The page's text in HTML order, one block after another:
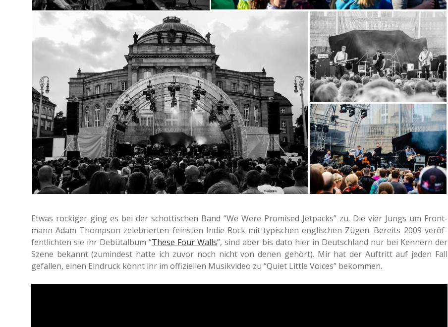
Etwas rocki­ger ging es bei der schot­ti­schen Band “We Were Pro­mi­sed Jet­packs” zu. Die vier Jungs um Front­
mann Adam Thomp­son zele­brier­ten feins­ten Indie Rock mit typi­schen eng­li­schen Zügen. Bereits 2009 ver­öf­
fent­lich­ten sie ihr Debüt­al­bum “These Four Walls”, sind aber bis dato hier in Deutsch­land nur bei Ken­nern der
Szene bekannt (zumin­dest hatte ich zuvor noch nicht von denen gehört). Mir hat der Auf­tritt auf jeden Fall
gefal­len, einen Ein­druck könnt ihr im offi­zi­el­len Musik­vi­deo zu “Quiet Little Voices” bekommen.